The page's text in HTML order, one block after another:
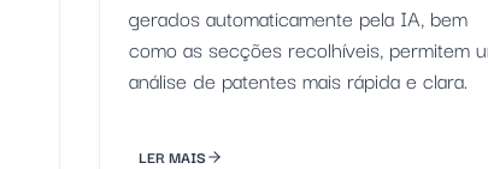
gerados automaticamente pela IA, bem
como as secções recolhíveis, permitem
análise de patentes mais rápida e clara.
LER MAIS